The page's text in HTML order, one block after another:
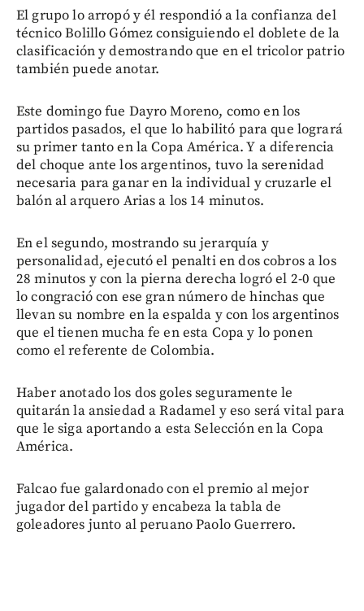
El grupo lo arropó y él respondió a la confianza del
técnico Bolillo Gómez consiguiendo el doblete de la
clasificación y demostrando que en el tricolor patrio
también puede anotar.
Este domingo fue Dayro Moreno, como en los
partidos pasados, el que lo habilitó para que logrará
su primer tanto en la Copa América. Y a diferencia
del choque ante los argentinos, tuvo la serenidad
necesaria para ganar en la individual y cruzarle el
balón al arquero Arias a los 14 minutos.
En el segundo, mostrando su jerarquía y
personalidad, ejecutó el penalti en dos cobros a los
28 minutos y con la pierna derecha logró el 2-0 que
lo congració con ese gran número de hinchas que
llevan su nombre en la espalda y con los argentinos
que el tienen mucha fe en esta Copa y lo ponen
como el referente de Colombia.
Haber anotado los dos goles seguramente le
quitarán la ansiedad a Radamel y eso será vital para
que le siga aportando a esta Selección en la Copa
América.
Falcao fue galardonado con el premio al mejor
jugador del partido y encabeza la tabla de
goleadores junto al peruano Paolo Guerrero.